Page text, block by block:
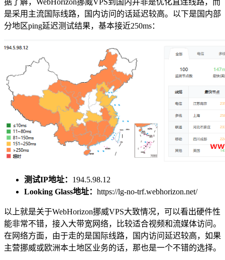
是采用主流国际线路，国内访问的话延迟较高。以下是国内部
分地区ping延迟测试结果，基本接近250ms：
测试IP地址： 194.5.98.12
Looking Glass地址： https://lg-no-trf.webhorizon.net/
以上就是关于WebHorizon挪威VPS大致情况，可以看出硬件性
能非常不错，接入大带宽网络，比较适合视频和流媒体访问。
在网络方面，由于走的是国际线路，国内访问延迟较高，如果
主营挪威或欧洲本土地区业务的话，那也是一个不错的选择。